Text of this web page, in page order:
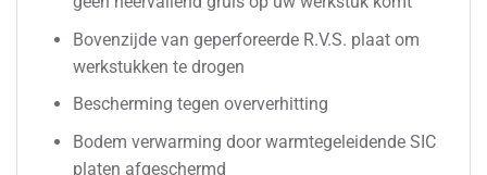
Bovenzijde van geperforeerde R.V.S. plaat om
werkstukken te drogen
Bescherming tegen oververhitting
Bodem verwarming door warmtegeleidende SIC
platen afgeschermd